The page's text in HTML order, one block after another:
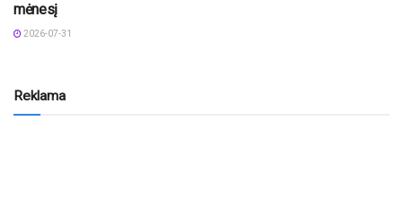
mėnesį
2026-07-31
Reklama